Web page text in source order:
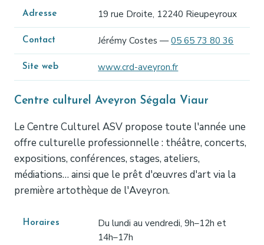
Adresse 19 rue Droite, 12240 Rieupeyroux
Contact Jérémy Costes —05 65 73 80 36
Site web www.crd-aveyron.fr
Centre culturel Aveyron Ségala Viaur
Le Centre Culturel ASV propose toute l'année une
offre culturelle professionnelle : théâtre, concerts,
expositions, conférences, stages, ateliers,
médiations… ainsi que le prêt d'œuvres d'art via la
première artothèque de l'Aveyron.
Horaires
Du lundi au vendredi, 9h–12h et
14h–17h